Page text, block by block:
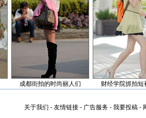
成都街拍的时尚丽人们 财经学院抓拍短
关于我们 - 友情链接 - 广告服务 - 我要投稿 -